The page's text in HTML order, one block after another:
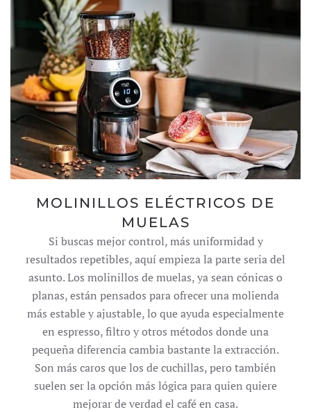
MOLINILLOS ELÉCTRICOS DE
MUELAS
Si buscas mejor control, más uniformidad y
resultados repetibles, aquí empieza la parte seria del
asunto. Los molinillos de muelas, ya sean cónicas o
planas, están pensados para ofrecer una molienda
más estable y ajustable, lo que ayuda especialmente
en espresso, filtro y otros métodos donde una
pequeña diferencia cambia bastante la extracción.
Son más caros que los de cuchillas, pero también
suelen ser la opción más lógica para quien quiere
mejorar de verdad el café en casa.